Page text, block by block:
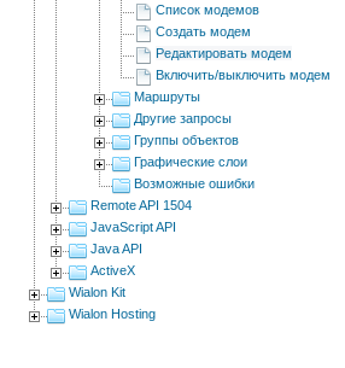
Список модемов
Создать модем
Редактировать модем
Включить/выключить модем
Маршруты
Другие запросы
Группы объектов
Графические слои
Возможные ошибки
Remote API 1504
JavaScript API
Java API
ActiveX
Wialon Kit
Wialon Hosting